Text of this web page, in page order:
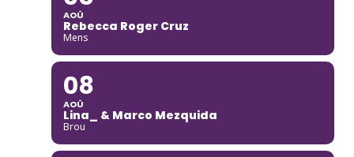
AOÛ
Rebecca Roger Cruz
Mens
08
AOÛ
Lina_ & Marco Mezquida
Brou